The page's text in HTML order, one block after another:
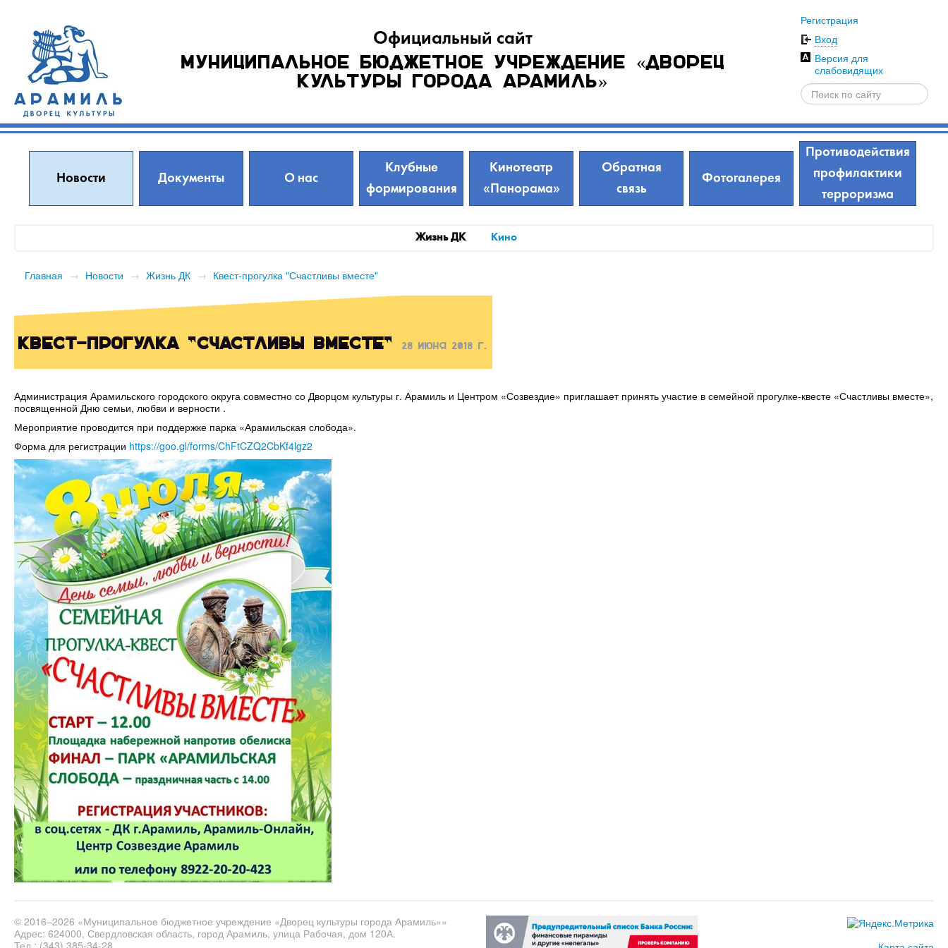
Официальный сайт
Муниципальное бюджетное учреждение «Дворец
культуры города Арамиль»
Регистрация
Вход
Версия для
слабовидящих
Новости Документы О нас
Клубные
формирования
Кинотеатр
«Панорама»
Обратная
связь
Фотогалерея
Противодействия
профилактики
терроризма
Жизнь ДК Кино
Главная → Новости → Жизнь ДК → Квест-прогулка "Счастливы вместе"
Квест-прогулка "Счастливы вместе" 28 июня 2018 г.
Администрация Арамильского городского округа совместно со Дворцом культуры г. Арамиль и Центром «Созвездие» приглашает принять участие в семейной прогулке-квесте «Счастливы вместе»,
посвященной Дню семьи, любви и верности .
Мероприятие проводится при поддержке парка «Арамильская слобода».
Форма для регистрации https://goo.gl/forms/ChFtCZQ2CbKf4lgz2
© 2016–2026 «Муниципальное бюджетное учреждение «Дворец культуры города Арамиль»»
Адрес: 624000, Свердловская область, город Арамиль, улица Рабочая, дом 120А.
Тел.: (343) 385-34-28